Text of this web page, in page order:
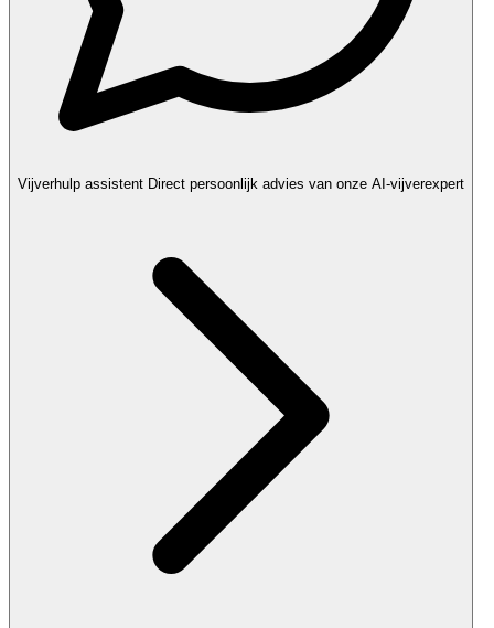
Vijverhulp assistent Direct persoonlijk advies van onze AI-vijverexpert